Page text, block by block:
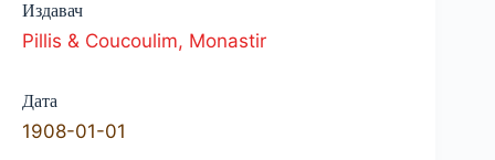
Издавач
Pillis & Coucoulim, Monastir
Дата
1908-01-01